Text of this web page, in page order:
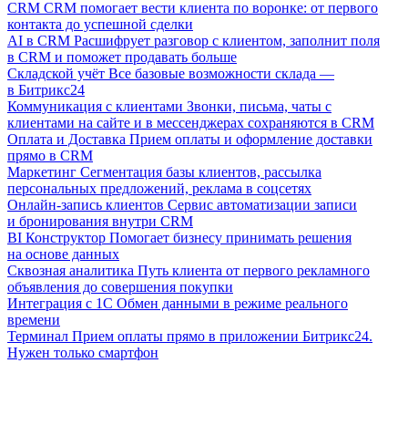
CRM CRM помогает вести клиента по воронке: от первого
контакта до успешной сделки
AI в CRM Расшифрует разговор с клиентом, заполнит поля
в CRM и поможет продавать больше
Складской учёт Все базовые возможности склада —
в Битрикс24
Коммуникация с клиентами Звонки, письма, чаты с
клиентами на сайте и в мессенджерах сохраняются в CRM
Оплата и Доставка Прием оплаты и оформление доставки
прямо в CRM
Маркетинг Сегментация базы клиентов, рассылка
персональных предложений, реклама в соцсетях
Онлайн-запись клиентов Сервис автоматизации записи
и бронирования внутри CRM
BI Конструктор Помогает бизнесу принимать решения
на основе данных
Сквозная аналитика Путь клиента от первого рекламного
объявления до совершения покупки
Интеграция с 1С Обмен данными в режиме реального
времени
Терминал Прием оплаты прямо в приложении Битрикс24.
Нужен только смартфон